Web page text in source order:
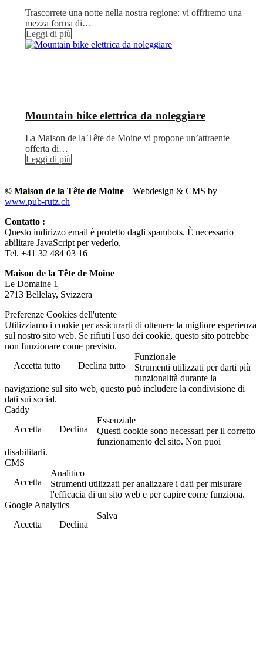
Trascorrete una notte nella nostra regione: vi offriremo una
mezza forma di…
Leggi di più
Mountain bike elettrica da noleggiare
La Maison de la Tête de Moine vi propone un’attraente
offerta di…
Leggi di più
© Maison de la Tête de Moine | Webdesign & CMS by
www.pub-rutz.ch
Contatto :
Questo indirizzo email è protetto dagli spambots. È necessario
abilitare JavaScript per vederlo.
Tel. +41 32 484 03 16
Maison de la Tête de Moine
Le Domaine 1
2713 Bellelay, Svizzera
Preferenze Cookies dell'utente
Utilizziamo i cookie per assicurarti di ottenere la migliore esperienza
sul nostro sito web. Se rifiuti l'uso dei cookie, questo sito potrebbe
non funzionare come previsto.
Accetta tutto
Declina tutto
Funzionale
Strumenti utilizzati per darti più
funzionalità durante la
navigazione sul sito web, questo può includere la condivisione di
dati sui social.
Caddy
Accetta
Declina
Essenziale
Questi cookie sono necessari per il corretto
funzionamento del sito. Non puoi
disabilitarli.
CMS
Accetta
Analitico
Strumenti utilizzati per analizzare i dati per misurare
l'efficacia di un sito web e per capire come funziona.
Google Analytics
Accetta
Declina
Salva